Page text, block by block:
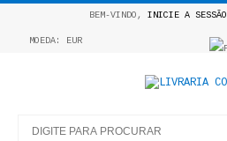
BEM-VINDO, INICIE A SESSÃO
MOEDA: EUR